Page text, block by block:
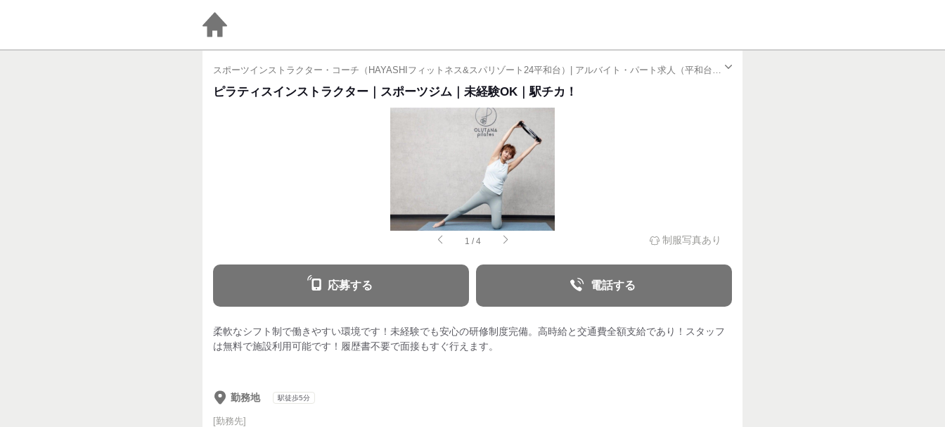
スポーツインストラクター・コーチ（HAYASHIフィットネス&スパリゾート24平和台）| アルバイト・パート求人（平和台駅）
ピラティスインストラクター｜スポーツジム｜未経験OK｜駅チカ！
1 /4 制服写真あり
応募する 電話する
柔軟なシフト制で働きやすい環境です！未経験でも安心の研修制度完備。高時給と交通費全額支給であり！スタッフ
は無料で施設利用可能です！履歴書不要で面接もすぐ行えます。
勤務地 駅徒歩5分
[勤務先]